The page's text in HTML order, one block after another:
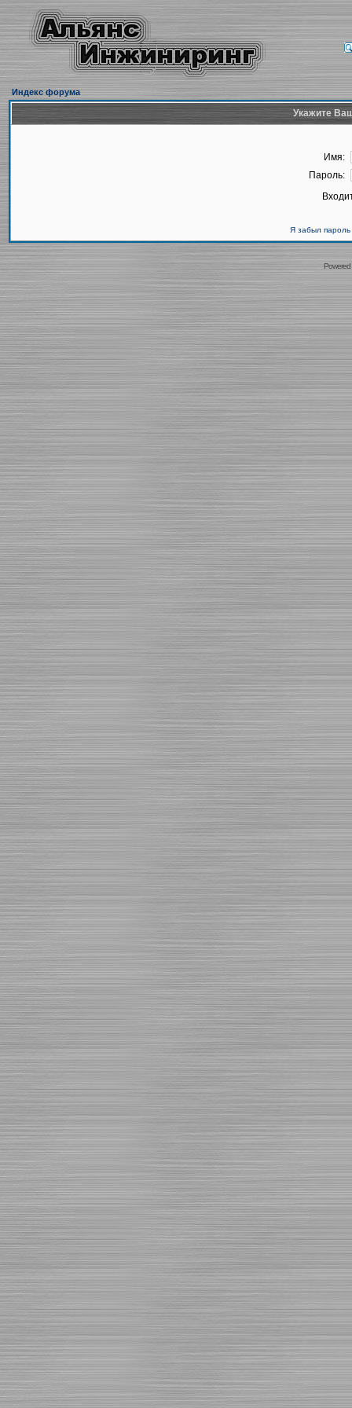
Индекс форума
Укажите
Имя:
Пароль:
Я забыл пароль